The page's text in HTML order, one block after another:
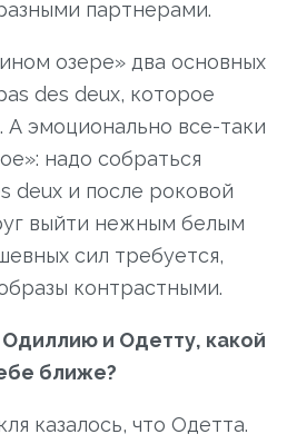
партнерами.
озере» два основных
des deux, которое
А эмоционально все-таки
надо собраться
deux и после роковой
выйти нежным белым
сил требуется,
контрастными.
Одиллию и Одетту, какой
ближе?
казалось, что Одетта.